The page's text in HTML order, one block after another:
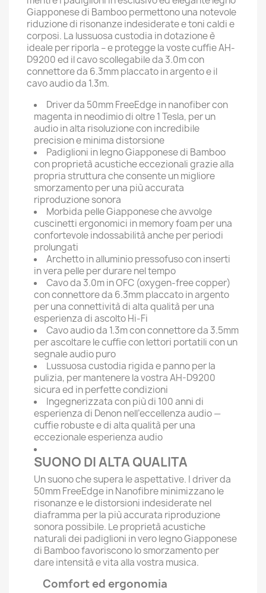
Giapponese di Bamboo permettono una notevole
riduzione di risonanze indesiderate e toni caldi e
corposi. La lussuosa custodia in dotazione è
ideale per riporla – e protegge la voste cuffie AH-
D9200 ed il cavo scollegabile da 3.0m con
connettore da 6.3mm placcato in argento e il
cavo audio da 1.3m.
Driver da 50mm FreeEdge in nanofiber con
magenta in neodimio di oltre 1 Tesla, per un
audio in alta risoluzione con incredibile
precision e minima distorsione
Padiglioni in legno Giapponese di Bamboo
con proprietà acustiche eccezionali grazie alla
propria struttura che consente un migliore
smorzamento per una più accurata
riproduzione sonora
Morbida pelle Giapponese che avvolge
cuscinetti ergonomici in memory foam per una
confortevole indossabilità anche per periodi
prolungati
Archetto in alluminio pressofuso con inserti
in vera pelle per durare nel tempo
Cavo da 3.0m in OFC (oxygen-free copper)
con connettore da 6.3mm placcato in argento
per una connettività di alta qualità per una
esperienza di ascolto Hi-Fi
Cavo audio da 1.3m con connettore da 3.5mm
per ascoltare le cuffie con lettori portatili con un
segnale audio puro
Lussuosa custodia rigida e panno per la
pulizia, per mantenere la vostra AH-D9200
sicura ed in perfette condizioni
Ingegnerizzata con più di 100 anni di
esperienza di Denon nell’eccellenza audio —
cuffie robuste e di alta qualità per una
eccezionale esperienza audio
SUONO DI ALTA QUALITA
Un suono che supera le aspettative. I driver da
50mm FreeEdge in Nanofibre minimizzano le
risonanze e le distorsioni indesiderate nel
diaframma per la più accurata riproduzione
sonora possibile. Le proprietà acustiche
naturali dei padiglioni in vero legno Giapponese
di Bamboo favoriscono lo smorzamento per
dare intensità e vita alla vostra musica.
Comfort ed ergonomia